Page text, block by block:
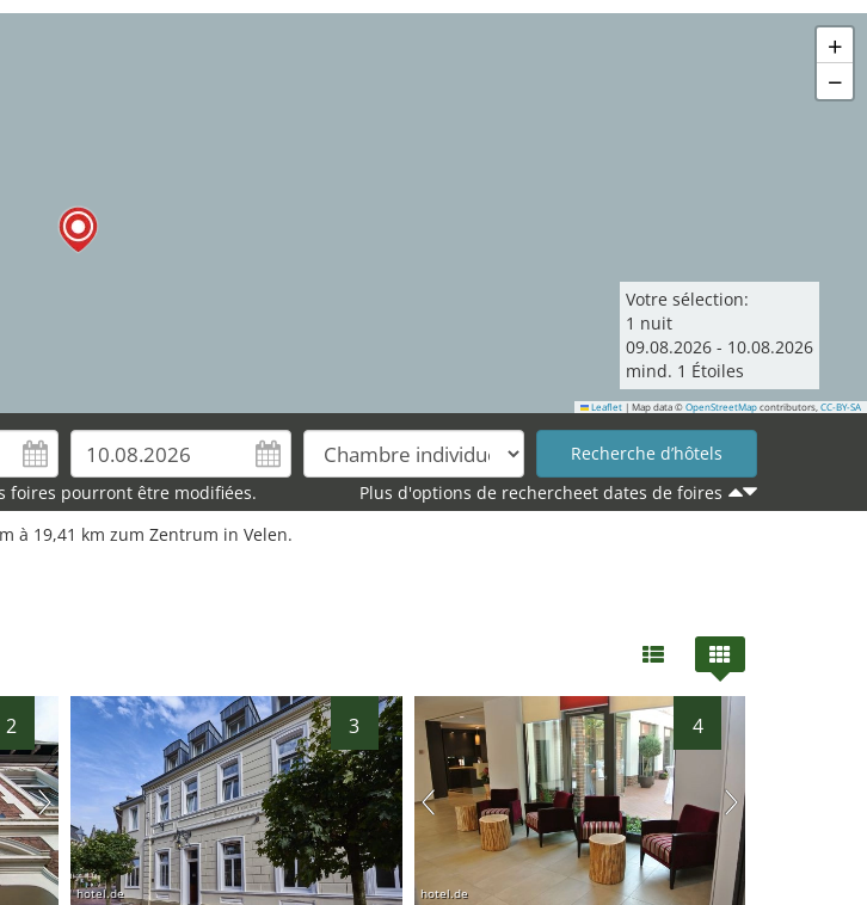
7
15
+
−
Leaflet | Map data © OpenStreetMap contributors, CC-BY-SA
Votre sélection:
1 nuit
09.08.2026 - 10.08.2026
mind. 1 Étoiles
foires pourront être modifiées.
Plus d'options de rechercheet dates de foires
à 19,41 km zum Zentrum in Velen.
2 3
hotel.de
4
hotel.de